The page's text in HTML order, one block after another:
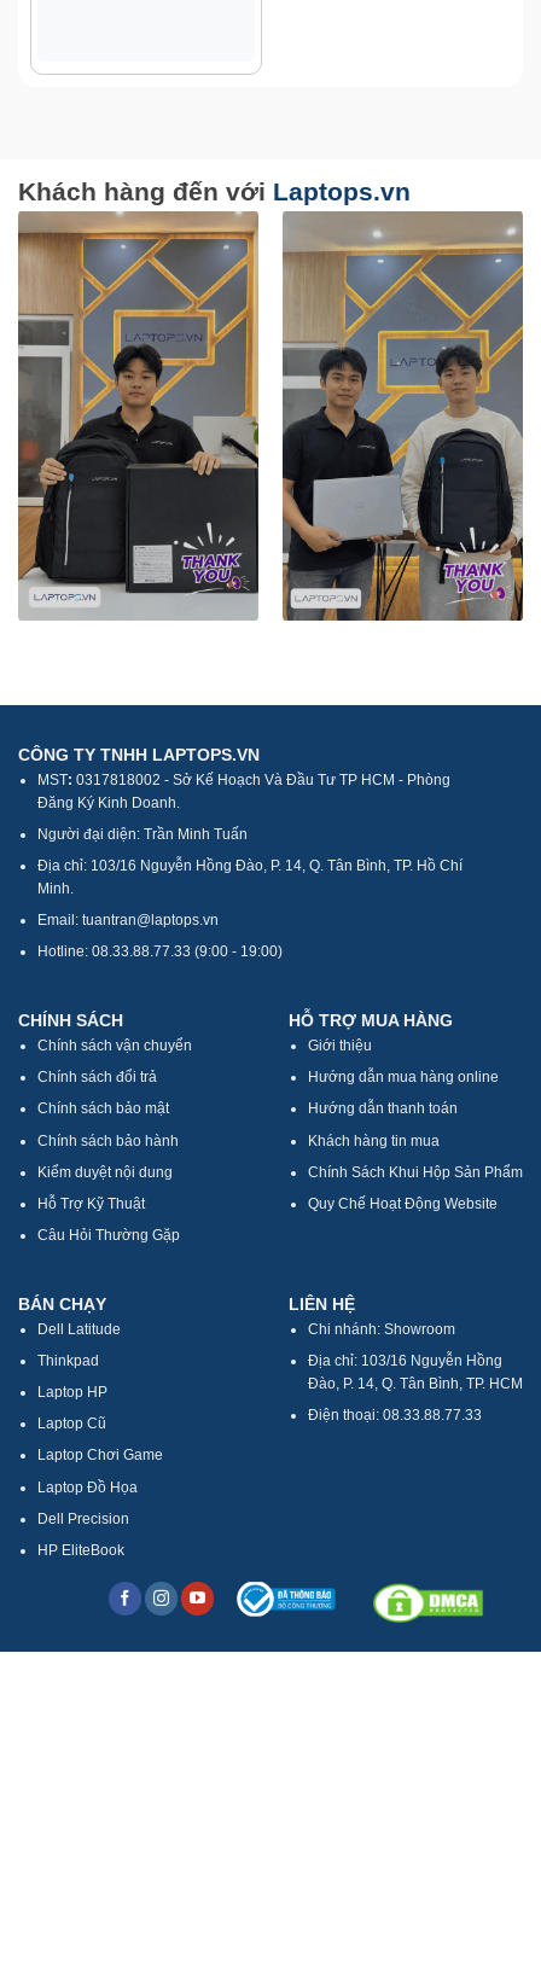
Khách hàng đến với Laptops.vn
CÔNG TY TNHH LAPTOPS.VN
MST: 0317818002 - Sở Kế Hoạch Và Đầu Tư TP HCM - Phòng
Đăng Ký Kinh Doanh.
Người đại diện: Trần Minh Tuấn
Địa chỉ: 103/16 Nguyễn Hồng Đào, P. 14, Q. Tân Bình, TP. Hồ Chí
Minh.
Email: tuantran@laptops.vn
Hotline: 08.33.88.77.33 (9:00 - 19:00)
CHÍNH SÁCH
Chính sách vận chuyển
Chính sách đổi trả
Chính sách bảo mật
Chính sách bảo hành
Kiểm duyệt nội dung
Hỗ Trợ Kỹ Thuật
Câu Hỏi Thường Gặp
HỖ TRỢ MUA HÀNG
Giới thiệu
Hướng dẫn mua hàng online
Hướng dẫn thanh toán
Khách hàng tin mua
Chính Sách Khui Hộp Sản Phẩm
Quy Chế Hoạt Động Website
BÁN CHẠY
Dell Latitude
Thinkpad
Laptop HP
Laptop Cũ
Laptop Chơi Game
Laptop Đồ Họa
Dell Precision
HP EliteBook
LIÊN HỆ
Chi nhánh: Showroom
Địa chỉ: 103/16 Nguyễn Hồng
Đào, P. 14, Q. Tân Bình, TP. HCM
Điện thoại: 08.33.88.77.33